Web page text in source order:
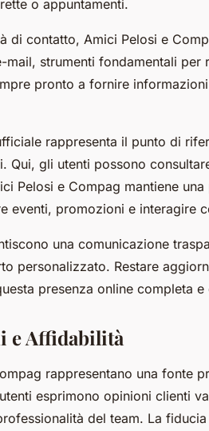
o appuntamenti.
di contatto, Amici Pelosi e
strumenti fondamentali per
pronto a fornire
rappresenta il punto di
Qui, gli utenti possono
Pelosi e Compag mantiene
eventi, promozioni e interagire
una comunicazione
personalizzato. Restare
presenza online completa e
e Affidabilità
rappresentano una fonte
esprimono opinioni clienti
del team. La